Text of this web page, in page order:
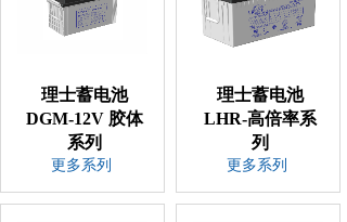
理士蓄电池
DGM-12V 胶体
系列
更多系列
理士蓄电池
LHR-高倍率系
列
更多系列